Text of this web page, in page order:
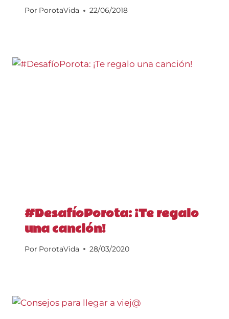
Por PorotaVida 22/06/2018
#DesafíoPorota: ¡Te regalo
una canción!
Por PorotaVida 28/03/2020